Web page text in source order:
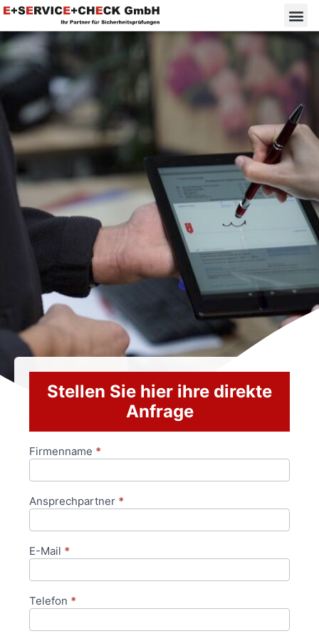
Stellen Sie hier ihre direkte
Anfrage
Anfrageformular
Firmenname *
Ansprechpartner *
E-Mail *
Telefon *